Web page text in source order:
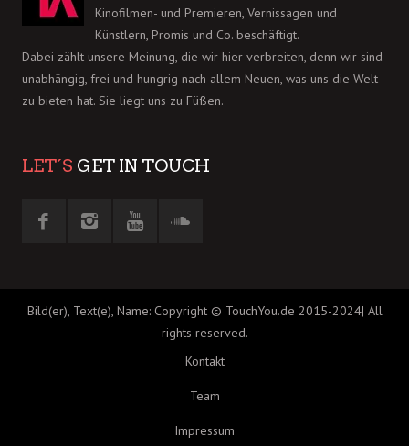
Kinofilmen- und Premieren, Vernissagen und
Künstlern, Promis und Co. beschäftigt.
Dabei zählt unsere Meinung, die wir hier verbreiten, denn wir sind
unabhängig, frei und hungrig nach allem Neuen, was uns die Welt
zu bieten hat. Sie liegt uns zu Füßen.
LET´S GET IN TOUCH
Bild(er), Text(e), Name: Copyright © TouchYou.de 2015-2024| All
rights reserved.
Kontakt
Team
Impressum